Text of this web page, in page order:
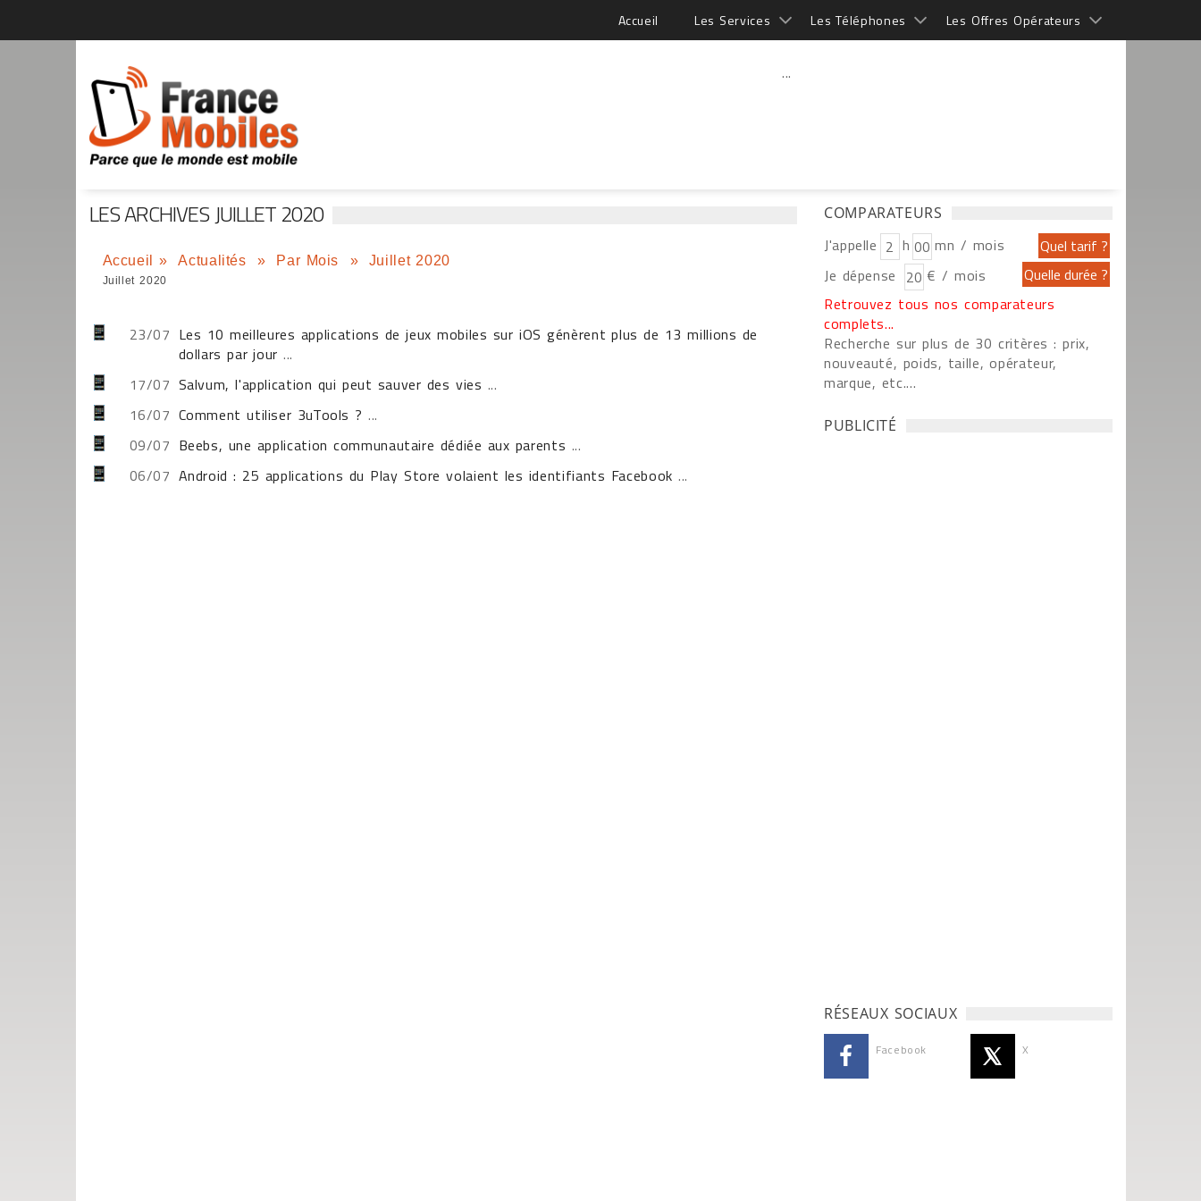
Accueil Les Services Les Téléphones Les Offres Opérateurs
...
LES ARCHIVES JUILLET 2020
Accueil » Actualités » Par Mois » Juillet 2020
Juillet 2020
23/07 Les 10 meilleures applications de jeux mobiles sur iOS génèrent plus de 13 millions de
dollars par jour ...
17/07 Salvum, l'application qui peut sauver des vies ...
16/07 Comment utiliser 3uTools ?...
09/07 Beebs, une application communautaire dédiée aux parents ...
06/07 Android : 25 applications du Play Store volaient les identifiants Facebook ...
COMPARATEURS
J'appelle h
mn / mois
Je dépense
€ / mois
Retrouvez tous nos comparateurs
complets...
Recherche sur plus de 30 critères : prix,
nouveauté, poids, taille, opérateur,
marque, etc....
PUBLICITÉ
RÉSEAUX SOCIAUX
Facebook X